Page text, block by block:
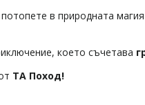
в природната
което съчетава
ТА Поход!